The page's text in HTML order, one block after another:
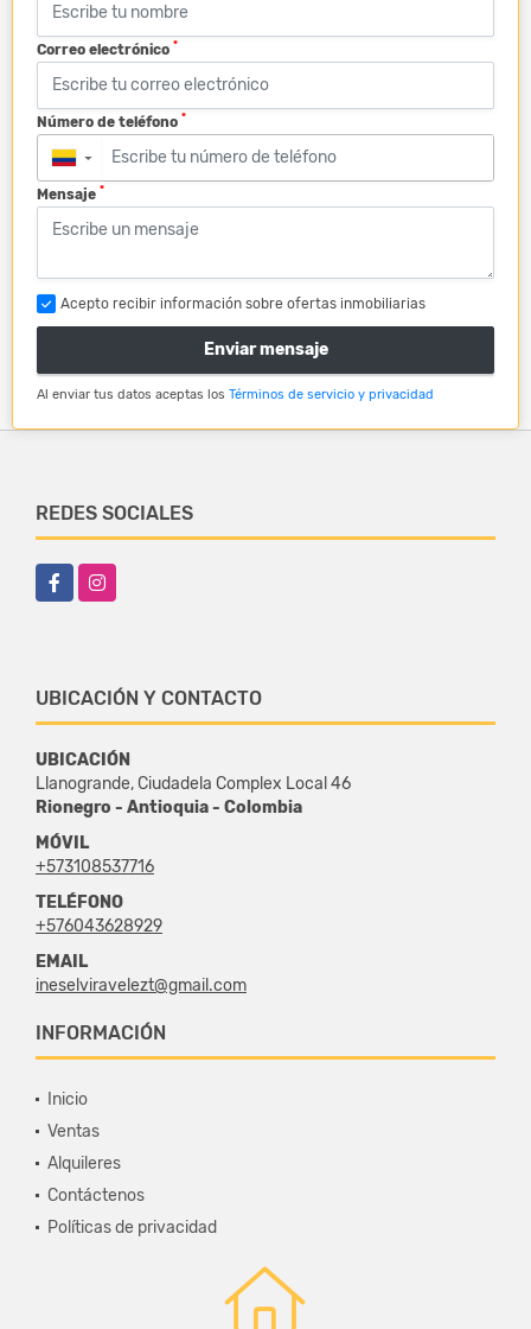
Correo electrónico *
Número de teléfono *
▼
Mensaje *
Acepto recibir información sobre ofertas inmobiliarias
Enviar mensaje
Al enviar tus datos aceptas los Términos de servicio y privacidad
REDES SOCIALES
FacebookInstagram
UBICACIÓN Y CONTACTO
UBICACIÓN
Llanogrande, Ciudadela Complex Local 46
Rionegro - Antioquia - Colombia
MÓVIL
+573108537716
TELÉFONO
+576043628929
EMAIL
ineselviravelezt@gmail.com
INFORMACIÓN
Inicio
Ventas
Alquileres
Contáctenos
Políticas de privacidad